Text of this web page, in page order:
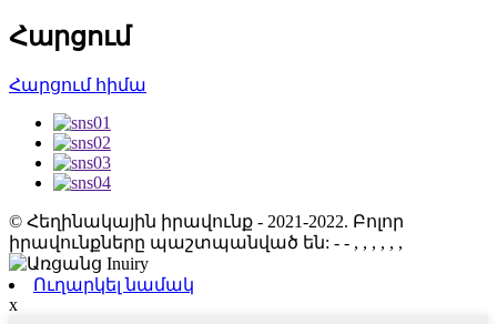
Հարցում
Հարցում հիմա
© Հեղինակային իրավունք - 2021-2022. Բոլոր
իրավունքները պաշտպանված են: - - , , , , , ,
Ուղարկել նամակ
x